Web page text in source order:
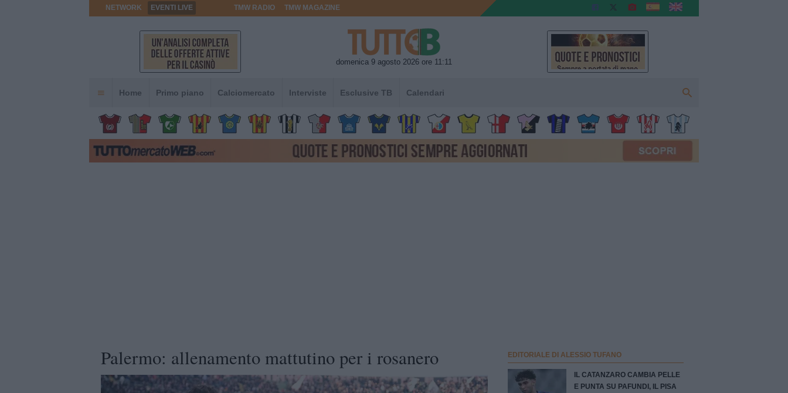
NETWORK EVENTI LIVE TMW RADIO TMW MAGAZINE
domenica 9 agosto 2026 ore 11:11
Home Primo piano Calciomercato Interviste Esclusive TB Calendari
Palermo: allenamento mattutino per i rosanero EDITORIALE DI ALESSIO TUFANO
IL CATANZARO CAMBIA PELLE
E PUNTA SU PAFUNDI, IL PISA